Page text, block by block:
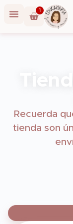
1
Recuerda
tienda son